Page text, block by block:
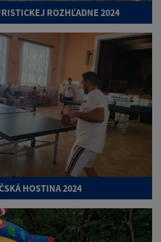
ROZHĽADNE 2024
HOSTINA 2024